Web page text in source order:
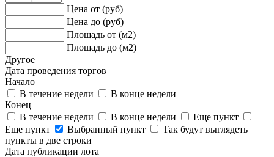
Цена от (руб)
Цена до (руб)
Площадь от (м2)
Площадь до (м2)
Другое
Дата проведения торгов
Начало
В течение недели
В конце недели
Конец
В течение недели
В конце недели
Еще пункт
Еще пункт
Выбранный пункт
Так будут выглядеть
пункты в две строки
Дата публикации лота